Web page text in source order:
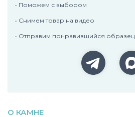
• Поможем с выбором
• Снимем товар на видео
• Отправим понравившийся образец
О КАМНЕ